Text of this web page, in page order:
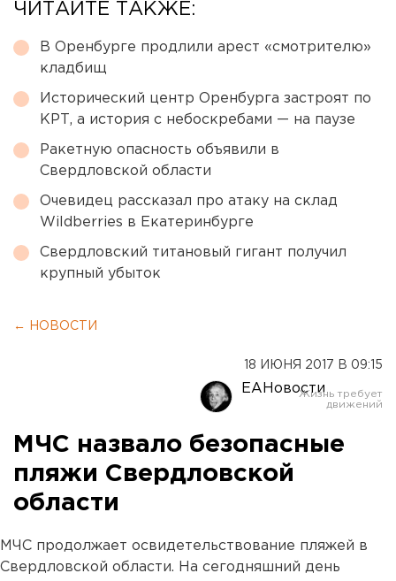
ЧИТАЙТЕ ТАКЖЕ:
В Оренбурге продлили арест «смотрителю»
кладбищ
Исторический центр Оренбурга застроят по
КРТ, а история с небоскребами — на паузе
Ракетную опасность объявили в
Свердловской области
Очевидец рассказал про атаку на склад
Wildberries в Екатеринбурге
Свердловский титановый гигант получил
крупный убыток
← НОВОСТИ
18 ИЮНЯ 2017 В 09:15
ЕАНовости
МЧС назвало безопасные
пляжи Свердловской
области
МЧС продолжает освидетельствование пляжей в
Свердловской области. На сегодняшний день